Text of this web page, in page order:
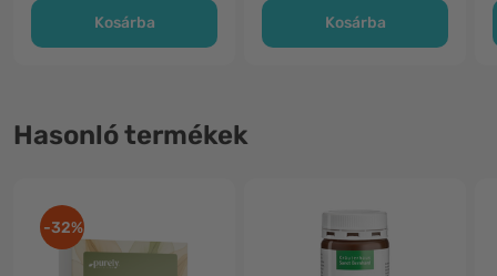
Kosárba Kosárba
Hasonló termékek
-32%